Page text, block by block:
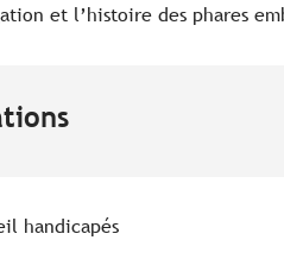
et l’histoire des phares
handicapés